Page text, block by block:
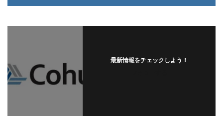
最新情報をチェックしよう！